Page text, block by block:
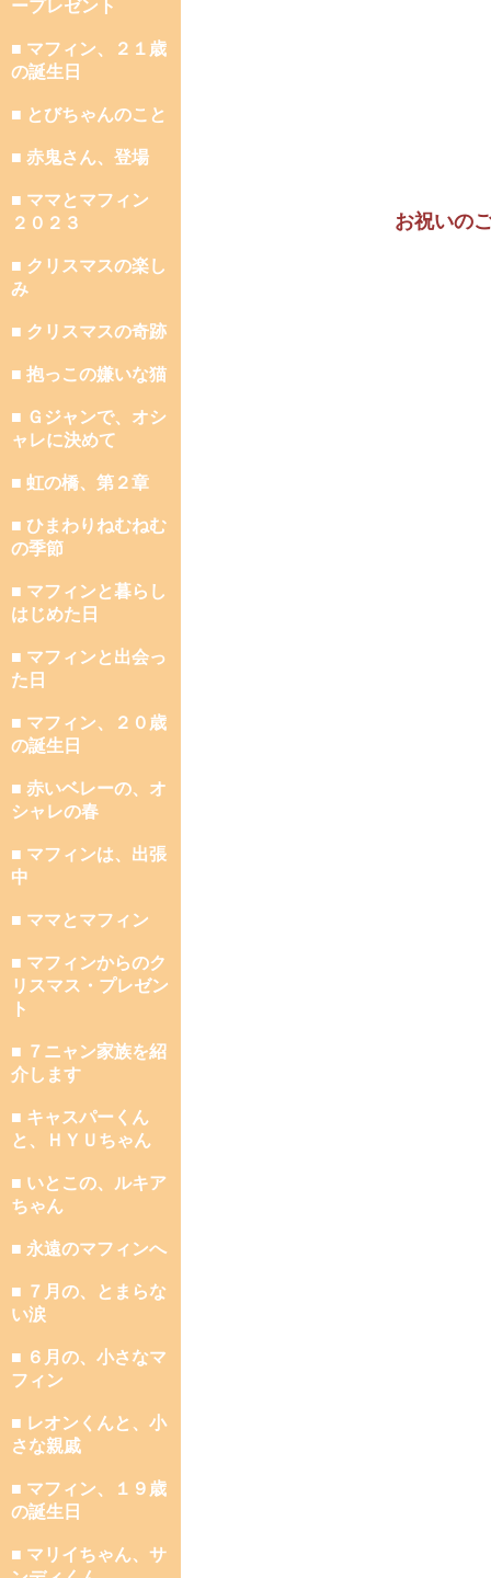
ープレゼント
■ マフィン、２１歳
の誕生日
■ とびちゃんのこと
■ 赤鬼さん、登場
■ ママとマフィン
２０２３
■ クリスマスの楽し
み
■ クリスマスの奇跡
■ 抱っこの嫌いな猫
■ Ｇジャンで、オシ
ャレに決めて
■ 虹の橋、第２章
■ ひまわりねむねむ
の季節
■ マフィンと暮らし
はじめた日
■ マフィンと出会っ
た日
■ マフィン、２０歳
の誕生日
■ 赤いベレーの、オ
シャレの春
■ マフィンは、出張
中
■ ママとマフィン
■ マフィンからのク
リスマス・プレゼン
ト
■ ７ニャン家族を紹
介します
■ キャスパーくん
と、ＨＹＵちゃん
■ いとこの、ルキア
ちゃん
■ 永遠のマフィンへ
■ ７月の、とまらな
い涙
■ ６月の、小さなマ
フィン
■ レオンくんと、小
さな親戚
■ マフィン、１９歳
の誕生日
■ マリイちゃん、サ
お祝いの